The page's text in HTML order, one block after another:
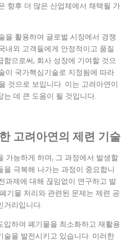
향후 더 많은 산업체에서 채택될 가
을 활용하여 글로벌 시장에서 경쟁
내외 고객들에게 안정적이고 품질
함으로써, 회사 성장에 기여할 것으
이 국가핵심기술로 지정됨에 따라
것으로 보입니다. 이는 고려아연이
는 데 큰 도움이 될 것입니다.
고려아연의 제련 기술
가능하게 하며, 그 과정에서 발생할
을 극복해 나가는 과정이 중요합니
과제에 대해 끊임없이 연구하고 발
기물 처리와 관련된 문제는 제련 공
거리입니다.
입하여 폐기물을 최소화하고 재활용
술을 발전시키고 있습니다. 이러한